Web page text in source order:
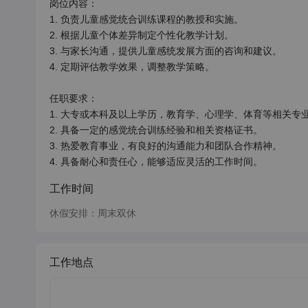
岗位内容：
1. 负责儿童感觉统合训练课程的教授和实施。
2. 根据儿童个体差异制定个性化教学计划。
3. 与家长沟通，提供儿童感统发展方面的咨询和建议。
4. 定期评估教学效果，调整教学策略。
任职要求：
1. 大专或本科及以上学历，教育学、心理学、体育等相关专
2. 具备一定的感觉统合训练经验和相关资格证书。
3. 热爱教育事业，有良好的沟通能力和团队合作精神。
4. 具备耐心和责任心，能够适应灵活的工作时间。
工作时间
休假安排：周末双休
工作地点